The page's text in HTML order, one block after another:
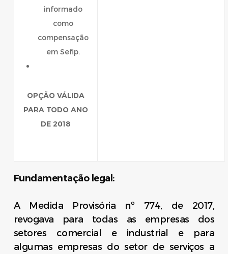
informado
como
compensação
em Sefip.
OPÇÃO VÁLIDA
PARA TODO ANO
DE 2018
Fundamentação legal:
A Medida Provisória nº 774, de 2017,
revogava para todas as empresas dos
setores comercial e industrial e para
algumas empresas do setor de serviços a